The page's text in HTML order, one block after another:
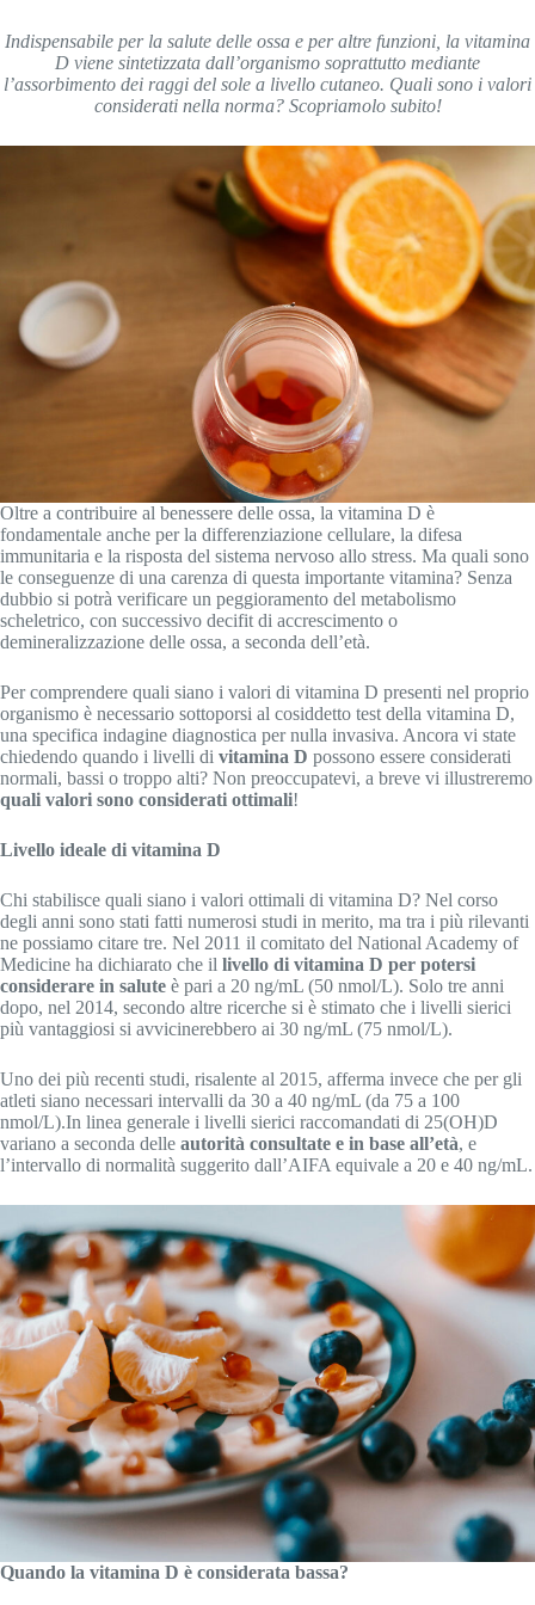
Indispensabile per la salute delle ossa e per altre funzioni, la vitamina
D viene sintetizzata dall’organismo soprattutto mediante
l’assorbimento dei raggi del sole a livello cutaneo. Quali sono i valori
considerati nella norma? Scopriamolo subito!
Oltre a contribuire al benessere delle ossa, la vitamina D è
fondamentale anche per la differenziazione cellulare, la difesa
immunitaria e la risposta del sistema nervoso allo stress. Ma quali sono
le conseguenze di una carenza di questa importante vitamina? Senza
dubbio si potrà verificare un peggioramento del metabolismo
scheletrico, con successivo decifit di accrescimento o
demineralizzazione delle ossa, a seconda dell’età.
Per comprendere quali siano i valori di vitamina D presenti nel proprio
organismo è necessario sottoporsi al cosiddetto test della vitamina D,
una specifica indagine diagnostica per nulla invasiva. Ancora vi state
chiedendo quando i livelli di vitamina D possono essere considerati
normali, bassi o troppo alti? Non preoccupatevi, a breve vi illustreremo
quali valori sono considerati ottimali!
Livello ideale di vitamina D
Chi stabilisce quali siano i valori ottimali di vitamina D? Nel corso
degli anni sono stati fatti numerosi studi in merito, ma tra i più rilevanti
ne possiamo citare tre. Nel 2011 il comitato del National Academy of
Medicine ha dichiarato che il livello di vitamina D per potersi
considerare in salute è pari a 20 ng/mL (50 nmol/L). Solo tre anni
dopo, nel 2014, secondo altre ricerche si è stimato che i livelli sierici
più vantaggiosi si avvicinerebbero ai 30 ng/mL (75 nmol/L).
Uno dei più recenti studi, risalente al 2015, afferma invece che per gli
atleti siano necessari intervalli da 30 a 40 ng/mL (da 75 a 100
nmol/L).In linea generale i livelli sierici raccomandati di 25(OH)D
variano a seconda delle autorità consultate e in base all’età, e
l’intervallo di normalità suggerito dall’AIFA equivale a 20 e 40 ng/mL.
Quando la vitamina D è considerata bassa?